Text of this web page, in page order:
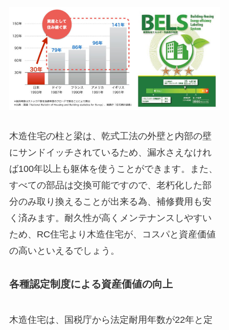
木造住宅の柱と梁は、乾式工法の外壁と内部の壁
にサンドイッチされているため、漏水さえなけれ
ば100年以上も躯体を使うことができます。また、
すべての部品は交換可能ですので、老朽化した部
分のみ取り換えることが出来る為、補修費用も安
く済みます。耐久性が高くメンテナンスしやすい
ため、RC住宅より木造住宅が、コスパと資産価値
の高いといえるでしょう。
各種認定制度による資産価値の向上
木造住宅は、国税庁から法定耐用年数が22年と定